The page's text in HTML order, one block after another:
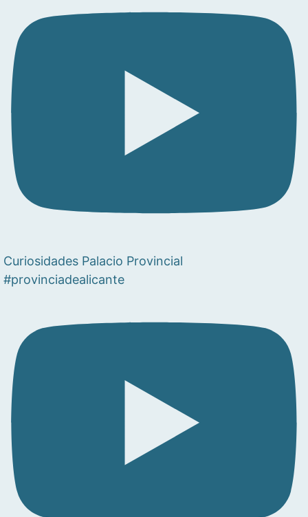
Curiosidades Palacio Provincial
#provinciadealicante